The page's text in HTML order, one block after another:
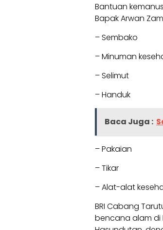
Bantuan
Bapak Arwan
– Sembako
– Minuman
– Selimut
– Handuk
Baca Juga :
– Pakaian
– Tikar
– Alat-alat
BRI Cabang
bencana alam di